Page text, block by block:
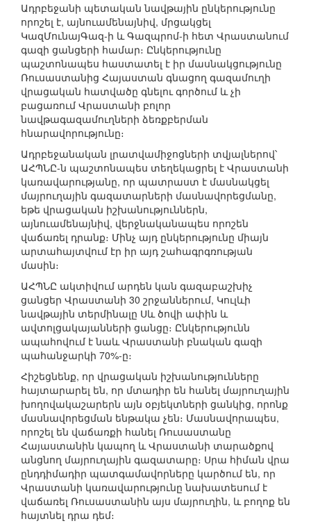
Ադրբեջանի պետական նավթային ընկերությունը
որոշել է, այնուամենայնիվ, մրցակցել
ԿազՄունայԳազ-ի և Գազպրոմ-ի հետ Վրաստանում
գազի ցանցերի համար։ Ընկերությունը
պաշտոնապես հաստատել է իր մասնակցությունը
Ռուսաստանից Հայաստան գնացող գազամուղի
վրացական հատվածը գնելու գործում և չի
բացառում Վրաստանի բոլոր
նավթագազամուղների ձեռքբերման
հնարավորությունը։
Ադրբեջանական լրատվամիջոցների տվյալներով՝
ԱՀՊՆԸ-ն պաշտոնապես տեղեկացրել է Վրաստանի
կառավարությանը, որ պատրաստ է մասնակցել
մայրուղային գազատարների մասնավորեցմանը,
եթե վրացական իշխանություններն,
այնուամենայնիվ, վերջնականապես որոշեն
վաճառել դրանք։ Մինչ այդ ընկերությունը միայն
արտահայտվում էր իր այդ շահագրգռության
մասին։
ԱՀՊՆԸ ակտիվում արդեն կան գազաբաշխիչ
ցանցեր Վրաստանի 30 շրջաններում, Կուլևի
նավթային տերմինալը Սև ծովի ափին և
ավտոլցակայանների ցանցը։ Ընկերությունն
ապահովում է նաև Վրաստանի բնական գազի
պահանջարկի 70%-ը։
Հիշեցնենք, որ վրացական իշխանությունները
հայտարարել են, որ մտադիր են հանել մայրուղային
խողովակաշարերն այն օբյեկտների ցանկից, որոնք
մասնավորեցման ենթակա չեն։ Մասնավորապես,
որոշել են վաճառքի հանել Ռուսաստանը
Հայաստանին կապող և Վրաստանի տարածքով
անցնող մայրուղային գազատարը։ Սրա հիման վրա
ընդդիմադիր պատգամավորները կարծում են, որ
Վրաստանի կառավարությունը նախատեսում է
վաճառել Ռուսաստանին այս մայրուղին, և բողոք են
հայտնել դրա դեմ։